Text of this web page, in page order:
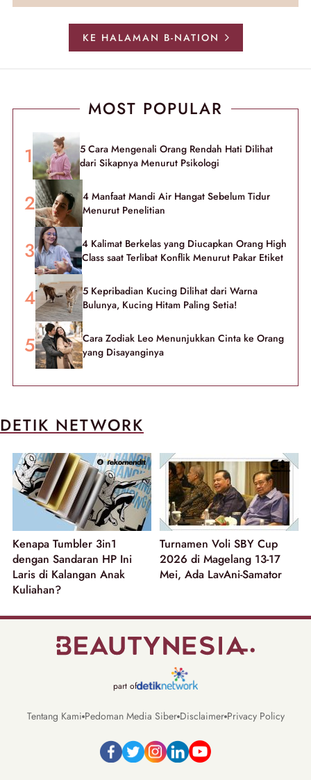
KE HALAMAN B-NATION
MOST POPULAR
5 Cara Mengenali Orang Rendah Hati Dilihat
dari Sikapnya Menurut Psikologi
4 Manfaat Mandi Air Hangat Sebelum Tidur
Menurut Penelitian
4 Kalimat Berkelas yang Diucapkan Orang High
Class saat Terlibat Konflik Menurut Pakar Etiket
5 Kepribadian Kucing Dilihat dari Warna
Bulunya, Kucing Hitam Paling Setia!
Cara Zodiak Leo Menunjukkan Cinta ke Orang
yang Disayanginya
DETIK NETWORK
Kenapa Tumbler 3in1
dengan Sandaran HP Ini
Laris di Kalangan Anak
Kuliahan?
Turnamen Voli SBY Cup
2026 di Magelang 13-17
Mei, Ada LavAni-Samator
part of
Tentang Kami Pedoman Media Siber Disclaimer Privacy Policy